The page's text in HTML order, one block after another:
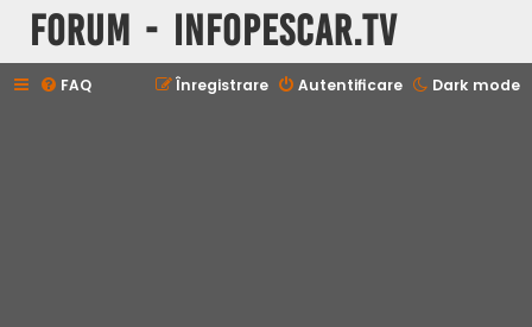
Forum - InfoPescar.Tv
Dark mode
FAQ Autentificare
Înregistrare